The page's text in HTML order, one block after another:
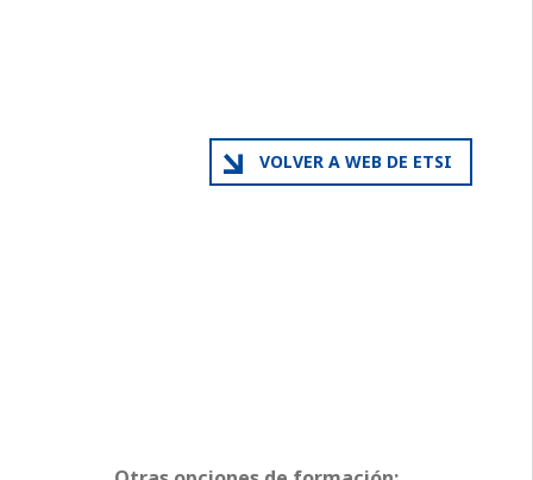
VOLVER A WEB DE ETSI